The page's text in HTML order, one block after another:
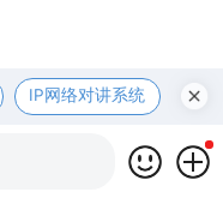
IP网络对讲系统 医